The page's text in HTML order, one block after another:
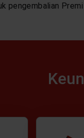
pengembalian